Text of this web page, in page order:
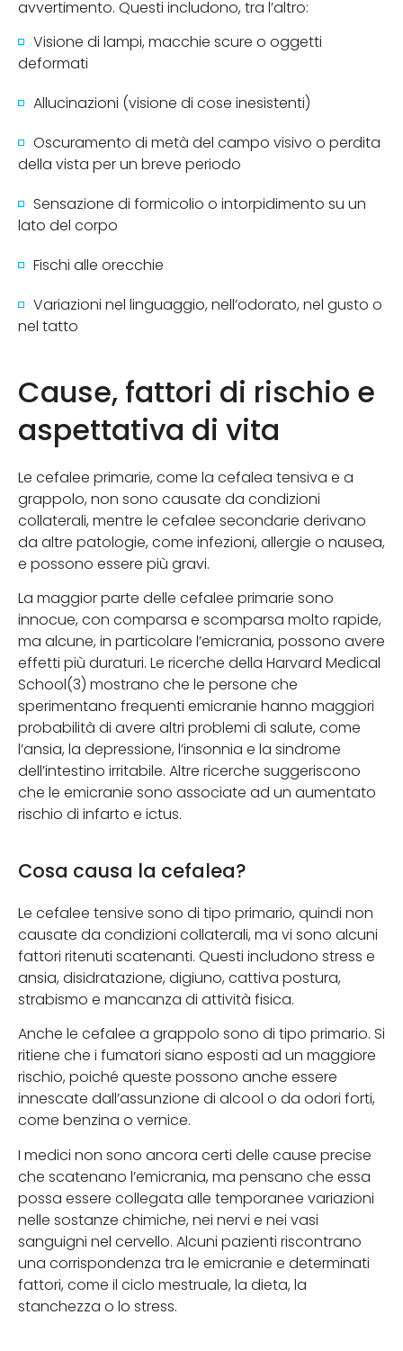
avvertimento. Questi includono, tra l’altro:
Visione di lampi, macchie scure o oggetti
deformati
Allucinazioni (visione di cose inesistenti)
Oscuramento di metà del campo visivo o perdita
della vista per un breve periodo
Sensazione di formicolio o intorpidimento su un
lato del corpo
Fischi alle orecchie
Variazioni nel linguaggio, nell’odorato, nel gusto o
nel tatto
Cause, fattori di rischio e
aspettativa di vita
Le cefalee primarie, come la cefalea tensiva e a
grappolo, non sono causate da condizioni
collaterali, mentre le cefalee secondarie derivano
da altre patologie, come infezioni, allergie o nausea,
e possono essere più gravi.
La maggior parte delle cefalee primarie sono
innocue, con comparsa e scomparsa molto rapide,
ma alcune, in particolare l’emicrania, possono avere
effetti più duraturi. Le ricerche della Harvard Medical
School(3) mostrano che le persone che
sperimentano frequenti emicranie hanno maggiori
probabilità di avere altri problemi di salute, come
l’ansia, la depressione, l’insonnia e la sindrome
dell’intestino irritabile. Altre ricerche suggeriscono
che le emicranie sono associate ad un aumentato
rischio di infarto e ictus.
Cosa causa la cefalea?
Le cefalee tensive sono di tipo primario, quindi non
causate da condizioni collaterali, ma vi sono alcuni
fattori ritenuti scatenanti. Questi includono stress e
ansia, disidratazione, digiuno, cattiva postura,
strabismo e mancanza di attività fisica.
Anche le cefalee a grappolo sono di tipo primario. Si
ritiene che i fumatori siano esposti ad un maggiore
rischio, poiché queste possono anche essere
innescate dall’assunzione di alcool o da odori forti,
come benzina o vernice.
I medici non sono ancora certi delle cause precise
che scatenano l’emicrania, ma pensano che essa
possa essere collegata alle temporanee variazioni
nelle sostanze chimiche, nei nervi e nei vasi
sanguigni nel cervello. Alcuni pazienti riscontrano
una corrispondenza tra le emicranie e determinati
fattori, come il ciclo mestruale, la dieta, la
stanchezza o lo stress.